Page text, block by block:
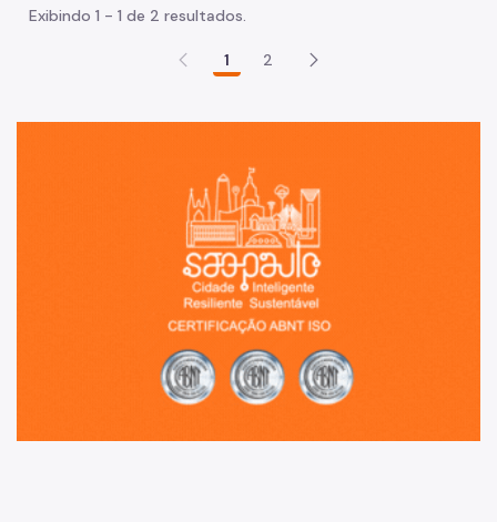
Exibindo 1 - 1 de 2 resultados.
1 2